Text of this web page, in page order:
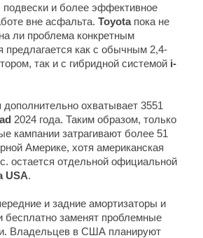
и более эффективное
вне асфальта. Toyotaпока не
ли проблема конкретным
предлагается как с обычным 2,4-
так и с гибридной системой i-
охватывает 3551
2024 года. Таким образом, только
кампании затрагивают более 51
Америке, хотя американская
остается отдельной официальной
USA.
и задние амортизаторы и
бесплатно заменят проблемные
Владельцев в США планируют